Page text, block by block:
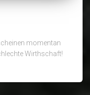
momentan
Wirthschaft!